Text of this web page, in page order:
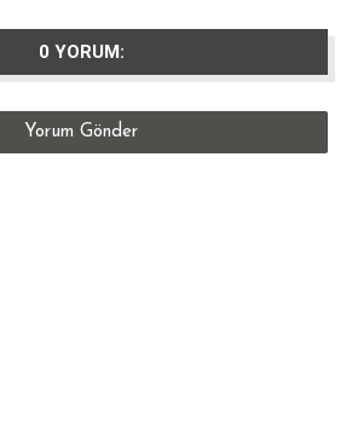
0 YORUM:
Yorum Gönder